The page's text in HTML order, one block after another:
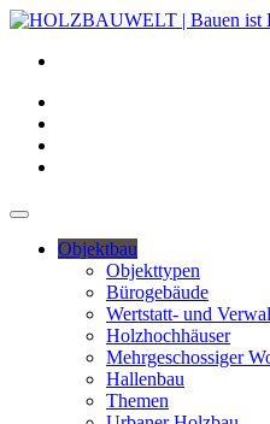
Objektbau
Objekttypen
Bürogebäude
Wertstatt- und
Holzhochhäuser
Mehrgeschossiger
Hallenbau
Themen